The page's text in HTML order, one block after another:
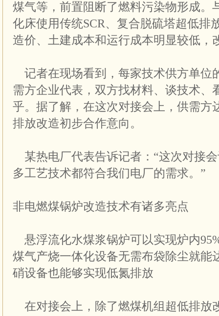
煤气等，前置阻断了燃料污染物形成。
化床使用传统SCR、复合脱硫塔超低排
造价、土建成本和运行成本明显较低，
记者在现场看到，每家技术供方单位
需方企业代表，双方找材料、谈技术、
乎。据了解，在这次对接会上，供需方
排放改造初步合作意向。
某热电厂代表告诉记者：“这次对接
多工艺技术都符合我们电厂的需求。”
非电燃煤锅炉改造技术有诸多亮点
悬浮流化水煤浆锅炉可以实现炉内
煤气产烧一体化设备无需布袋除尘就能
硝设备也能够实现低氮排放
在对接会上，除了燃煤机组超低排放